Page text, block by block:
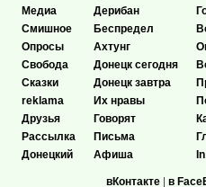
Медиа
Смишное
Опросы
Свобода
Сказки
reklama
Друзья
Рассылка
Донецкий
Дерибан
Беспредел
Ахтунг
Донецк сегодня
Донецк завтра
Их нравы
Говорят
Письма
Афиша
вКонтакте | в